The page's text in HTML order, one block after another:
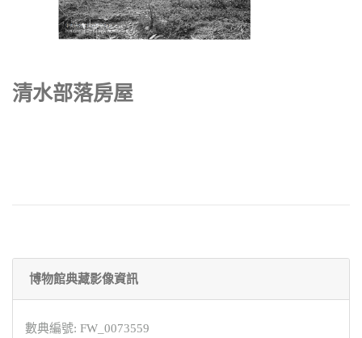
清水部落房屋
博物館典藏影像資訊
數典編號: FW_0073559